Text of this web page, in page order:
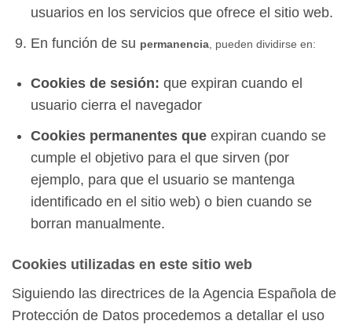
usuarios en los servicios que ofrece el sitio web.
En función de su permanencia, pueden dividirse en:
Cookies de sesión: que expiran cuando el
usuario cierra el navegador
Cookies permanentes que expiran cuando se
cumple el objetivo para el que sirven (por
ejemplo, para que el usuario se mantenga
identificado en el sitio web) o bien cuando se
borran manualmente.
Cookies utilizadas en este sitio web
Siguiendo las directrices de la Agencia Española de
Protección de Datos procedemos a detallar el uso